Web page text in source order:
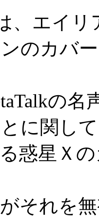
、エイ
のカバ
の名
に関し
惑星Ｘ
それを